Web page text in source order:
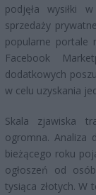
podjęła wysiłki
sprzedaży
popularne portale
Facebook
dodatkowych
w celu uzyskania
Skala zjawiska
ogromna. Analiza
bieżącego roku
ogłoszeń od
tysiąca złotych. W